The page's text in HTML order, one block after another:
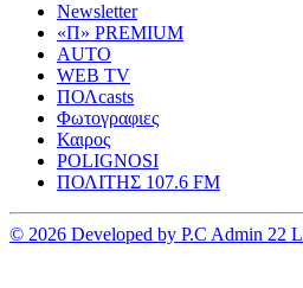
Newsletter
«Π» PREMIUM
AUTO
WEB TV
ΠΟΛcasts
Φωτογραφιες
Καιρος
POLIGNOSI
ΠΟΛΙΤΗΣ 107.6 FM
© 2026 Developed by P.C Admin 22